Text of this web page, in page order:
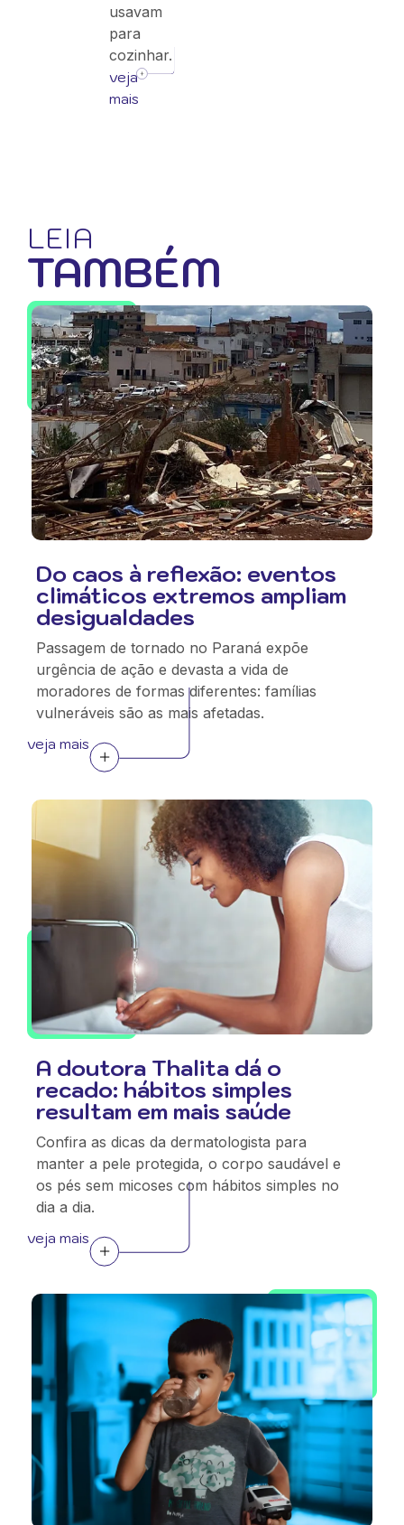
usavam
para
cozinhar.
veja
mais
LEIA
TAMBÉM
Do caos à reflexão: eventos
climáticos extremos ampliam
desigualdades
Passagem de tornado no Paraná expõe
urgência de ação e devasta a vida de
moradores de formas diferentes: famílias
vulneráveis são as mais afetadas.
veja mais
A doutora Thalita dá o
recado: hábitos simples
resultam em mais saúde
Confira as dicas da dermatologista para
manter a pele protegida, o corpo saudável e
os pés sem micoses com hábitos simples no
dia a dia.
veja mais